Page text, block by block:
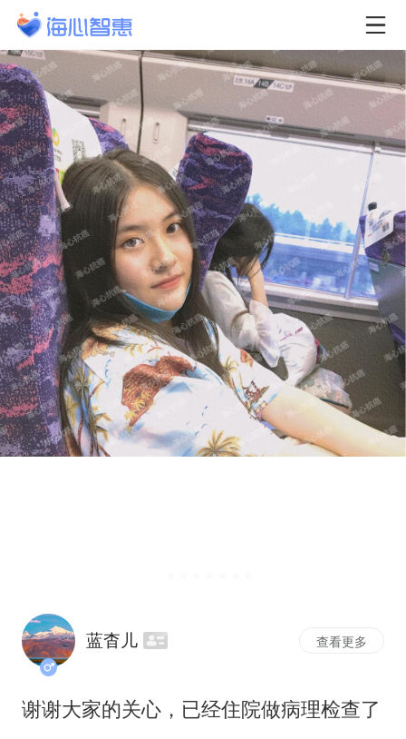
蓝杳儿 查看更多
谢谢大家的关心，已经住院做病理检查了